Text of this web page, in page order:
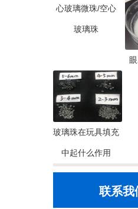
心玻璃微珠/空心
玻璃珠
玻璃珠在玩具填充
中起什么作用
联系我